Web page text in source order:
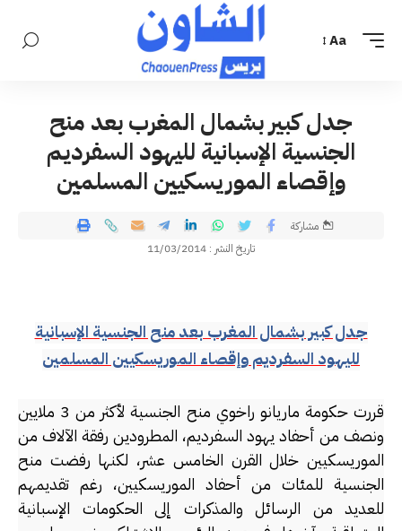
Aa
جدل كبير بشمال المغرب بعد منح
الجنسية الإسبانية لليهود السفرديم
وإقصاء الموريسكيين المسلمين
تاريخ النشر : 11/03/2014
مشاركة
جدل كبير بشمال المغرب بعد منح الجنسية الإسبانية
لليهود السفرديم وإقصاء الموريسكيين المسلمين
قررت حكومة ماريانو راخوي منح الجنسية لأكثر من 3 ملايين
ونصف من أحفاد يهود السفرديم، المطرودين رفقة الآلاف من
الموريسكيين خلال القرن الخامس عشر، لكنها رفضت منح
الجنسية للمئات من أحفاد الموريسكيين، رغم تقديمهم
للعديد من الرسائل والمذكرات إلى الحكومات الإسبانية